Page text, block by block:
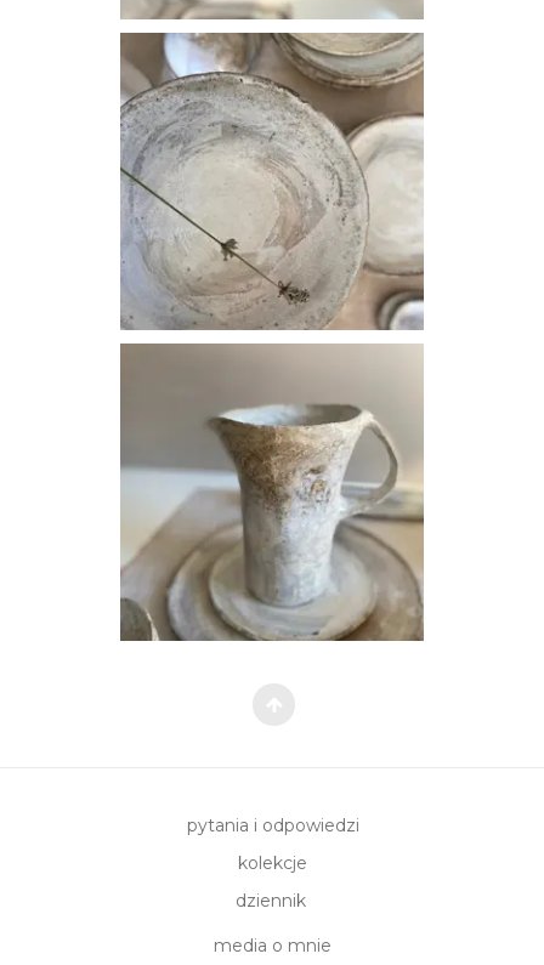
media o mnie
pytania i odpowiedzi
kolekcje
dziennik